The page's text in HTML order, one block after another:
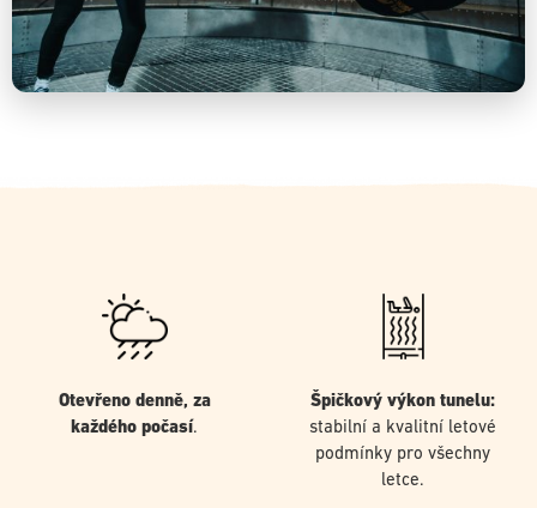
Otevřeno denně, za
každého počasí.
Špičkový výkon tunelu:
stabilní a kvalitní letové
podmínky pro všechny
letce.